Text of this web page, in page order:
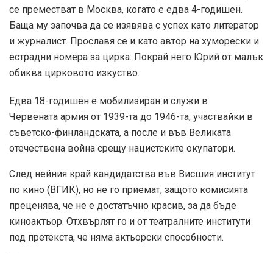
се преместват в Москва, когато е едва 4-годишен.
Баща му започва да се изявява с успех като литератор
и журналист. Прославя се и като автор на хуморески и
естрадни номера за цирка. Покрай него Юрий от малък
обиква цирковото изкуство.
Едва 18-годишен е мобилизиран и служи в
Червената армия от 1939-та до 1946-та, участвайки в
съветско-финландската, а после и във Великата
отечествена война срещу нацистските окупатори.
След нейния край кандидатства във Висшия институт
по кино (ВГИК), но не го приемат, защото комисията
преценява, че не е достатъчно красив, за да бъде
киноактьор. Отхвърлят го и от театралните институти
под претекста, че няма актьорски способности.